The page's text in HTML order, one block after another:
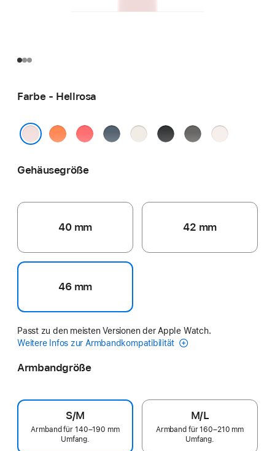
Farbe - Hellrosa
ClementineGuavepinkMaritimblauPolarsternSchwarzSteingrauBlassrosa
Gehäusegröße
40 mm 42 mm
46 mm
Passt zu den meisten Versionen der Apple Watch.
Weitere Infos zur Armbandkompatibilität
Armbandgröße
S/M
Armband für 140–190 mm
Umfang.
M/L
Armband für 160–210 mm
Umfang.